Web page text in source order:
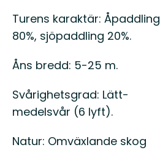
Turens karaktär: Åpaddling
80%, sjöpaddling 20%.
Åns bredd: 5-25 m.
Svårighetsgrad: Lätt-
medelsvår (6 lyft).
Natur: Omväxlande skog